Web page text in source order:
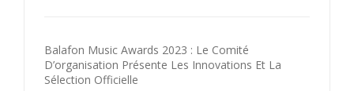
Balafon Music Awards 2023 : Le Comité
D’organisation Présente Les Innovations Et La
Sélection Officielle